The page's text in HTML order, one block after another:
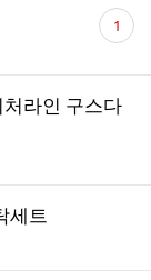
댓
글 1
라인 구스다
세트